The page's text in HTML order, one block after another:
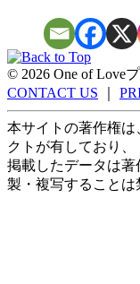
© 2026 One of Love
CONTACT US
本サイトの著作権
クトが有しており、
掲載したデータは
製・複写することは